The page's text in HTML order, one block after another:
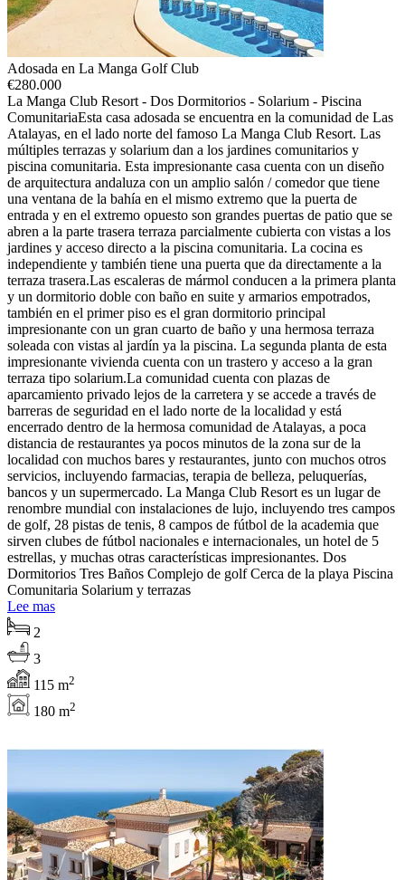
Adosada en La Manga Golf Club
€280.000
La Manga Club Resort - Dos Dormitorios - Solarium - Piscina
ComunitariaEsta casa adosada se encuentra en la comunidad de Las
Atalayas, en el lado norte del famoso La Manga Club Resort. Las
múltiples terrazas y solarium dan a los jardines comunitarios y
piscina comunitaria. Esta impresionante casa cuenta con un diseño
de arquitectura andaluza con un amplio salón / comedor que tiene
una ventana de la bahía en el mismo extremo que la puerta de
entrada y en el extremo opuesto son grandes puertas de patio que se
abren a la parte trasera terraza parcialmente cubierta con vistas a los
jardines y acceso directo a la piscina comunitaria. La cocina es
independiente y también tiene una puerta que da directamente a la
terraza trasera.Las escaleras de mármol conducen a la primera planta
y un dormitorio doble con baño en suite y armarios empotrados,
también en el primer piso es el gran dormitorio principal
impresionante con un gran cuarto de baño y una hermosa terraza
soleada con vistas al jardín ya la piscina. La segunda planta de esta
impresionante vivienda cuenta con un trastero y acceso a la gran
terraza tipo solarium.La comunidad cuenta con plazas de
aparcamiento privado lejos de la carretera y se accede a través de
barreras de seguridad en el lado norte de la localidad y está
encerrado dentro de la hermosa comunidad de Atalayas, a poca
distancia de restaurantes ya pocos minutos de la zona sur de la
localidad con muchos bares y restaurantes, junto con muchos otros
servicios, incluyendo farmacias, terapia de belleza, peluquerías,
bancos y un supermercado. La Manga Club Resort es un lugar de
renombre mundial con instalaciones de lujo, incluyendo tres campos
de golf, 28 pistas de tenis, 8 campos de fútbol de la academia que
sirven clubes de fútbol nacionales e internacionales, un hotel de 5
estrellas, y muchas otras características impresionantes. Dos
Dormitorios Tres Baños Complejo de golf Cerca de la playa Piscina
Comunitaria Solarium y terrazas
Lee mas
2
3
115 m2
180 m2